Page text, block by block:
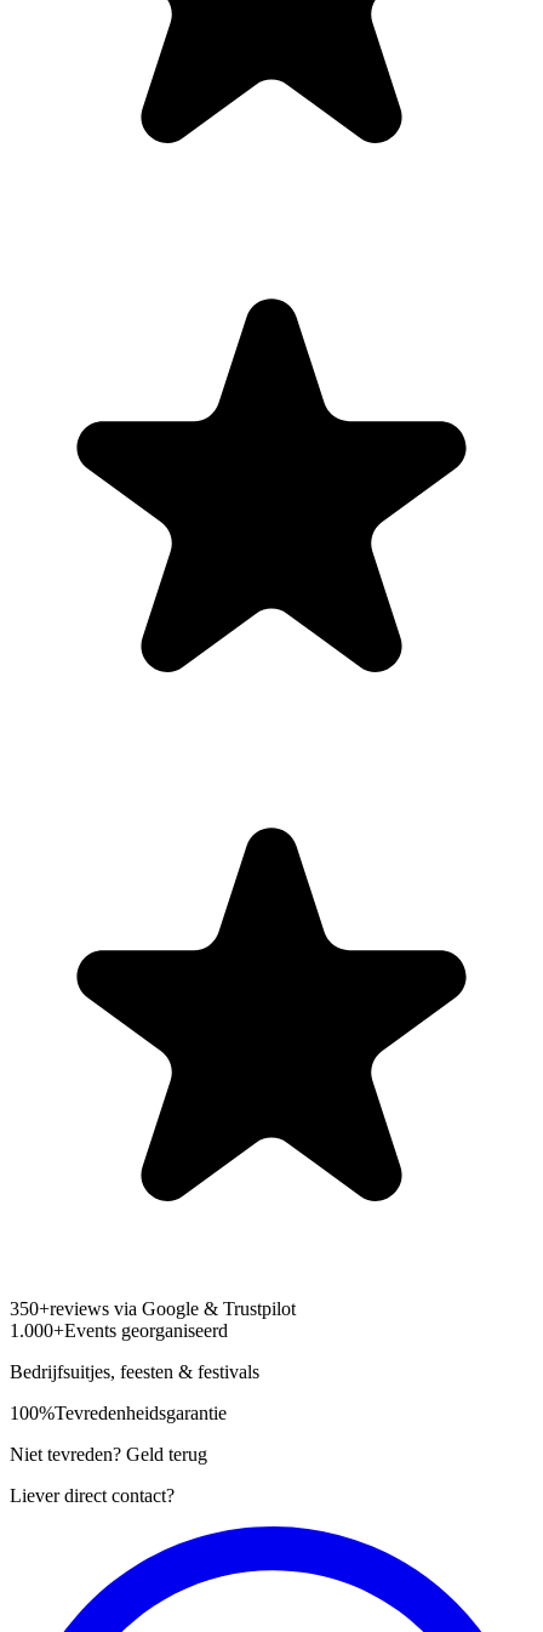
350+reviews via Google & Trustpilot
1.000+Events georganiseerd
Bedrijfsuitjes, feesten & festivals
100%Tevredenheidsgarantie
Niet tevreden? Geld terug
Liever direct contact?